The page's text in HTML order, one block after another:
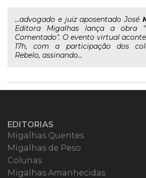
...advogado e juiz aposentado José
Editora Migalhas lança a obra
Comentado". O evento virtual
17h, com a participação dos
Rebelo, assinando...
EDITORIAS
Migalhas Quentes
Migalhas de Peso
Colunas
Migalhas Amanhecidas